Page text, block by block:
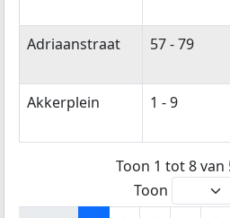
Adriaanstraat 57 - 79
Akkerplein 1 - 9
Toon 1 tot 8 van
Toon